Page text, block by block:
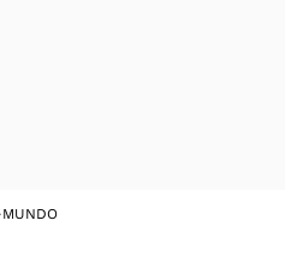
MUNDO